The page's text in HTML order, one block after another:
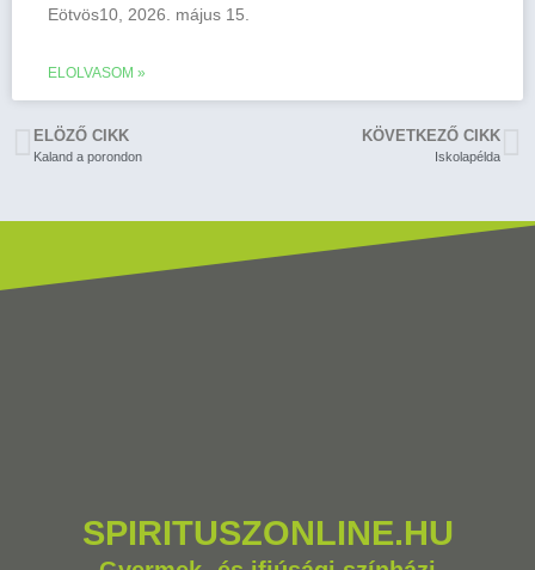
Eötvös10, 2026. május 15.
ELOLVASOM »
ELÖZŐ CIKK
Kaland a porondon
KÖVETKEZŐ CIKK
Iskolapélda
SPIRITUSZONLINE.HU